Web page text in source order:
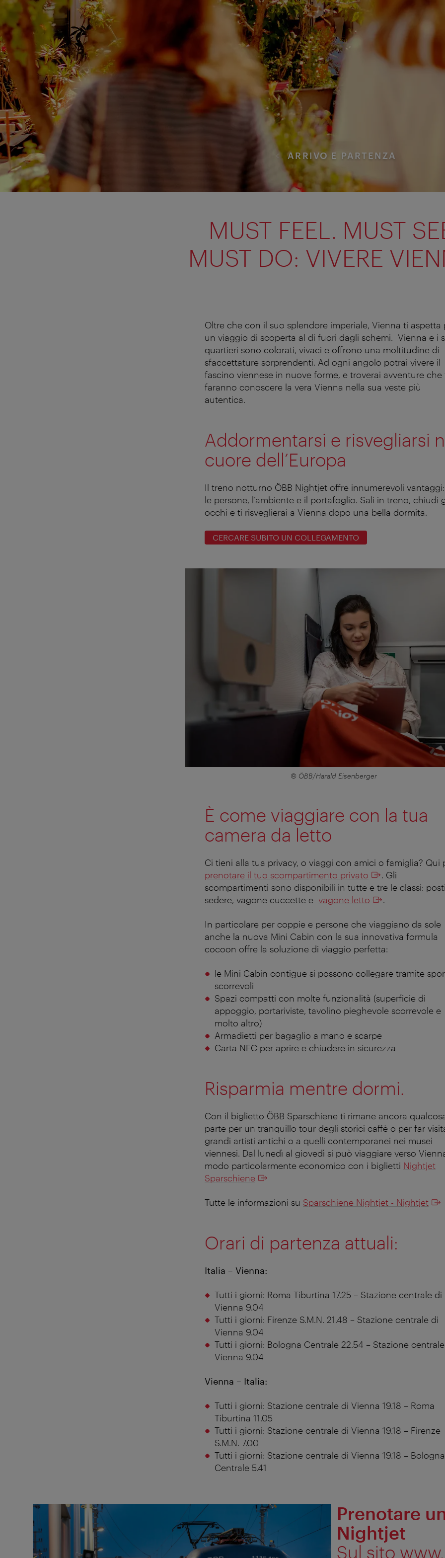
ARRIVO E PARTENZA
MUST FEEL. MUST
MUST DO: VIVERE
Oltre che con il suo splendore imperiale, Vienna ti aspetta
un viaggio di scoperta al di fuori dagli schemi. Vienna e i
quartieri sono colorati, vivaci e offrono una moltitudine di
sfaccettature sorprendenti. Ad ogni angolo potrai vivere il
fascino viennese in nuove forme, e troverai avventure che
faranno conoscere la vera Vienna nella sua veste più
autentica.
Addormentarsi e risvegliarsi
cuore dell’Europa
Il treno notturno ÖBB Nightjet offre innumerevoli
le persone, l’ambiente e il portafoglio. Sali in treno, chiudi
occhi e ti risveglierai a Vienna dopo una bella dormita.
CERCARE SUBITO UN COLLEGAMENTO
© ÖBB/Harald Eisenberger
È come viaggiare con la tua
camera da letto
Ci tieni alla tua privacy, o viaggi con amici o famiglia? Qui
prenotare il tuo scompartimento privato
. Gli
scompartimenti sono disponibili in tutte e tre le classi:
sedere, vagone cuccette e vagone letto .
In particolare per coppie e persone che viaggiano da sole
anche la nuova Mini Cabin con la sua innovativa formula
cocoon offre la soluzione di viaggio perfetta:
le Mini Cabin contigue si possono collegare tramite
scorrevoli
Spazi compatti con molte funzionalità (superficie di
appoggio, portariviste, tavolino pieghevole scorrevole e
molto altro)
Armadietti per bagaglio a mano e scarpe
Carta NFC per aprire e chiudere in sicurezza
Risparmia mentre dormi.
Con il biglietto ÖBB Sparschiene ti rimane ancora
parte per un tranquillo tour degli storici caffè o per far
grandi artisti antichi o a quelli contemporanei nei musei
viennesi. Dal lunedì al giovedì si può viaggiare verso
modo particolarmente economico con i biglietti Nightjet
Sparschiene
Tutte le informazioni su Sparschiene Nightjet - Nightjet
Orari di partenza attuali:
Italia – Vienna:
Tutti i giorni: Roma Tiburtina 17.25 – Stazione centrale di
Vienna 9.04
Tutti i giorni: Firenze S.M.N. 21.48 – Stazione centrale di
Vienna 9.04
Tutti i giorni: Bologna Centrale 22.54 – Stazione
Vienna 9.04
Vienna – Italia:
Tutti i giorni: Stazione centrale di Vienna 19.18 – Roma
Tiburtina 11.05
Tutti i giorni: Stazione centrale di Vienna 19.18 – Firenze
S.M.N. 7.00
Tutti i giorni: Stazione centrale di Vienna 19.18 – Bologna
Centrale 5.41
Prenotare
Nightjet
Sul sito